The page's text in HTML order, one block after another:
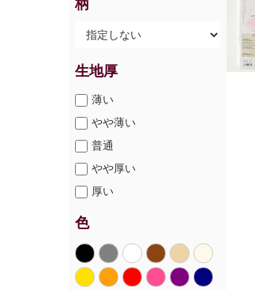
柄
生地厚
薄い
やや薄い
普通
やや厚い
厚い
色